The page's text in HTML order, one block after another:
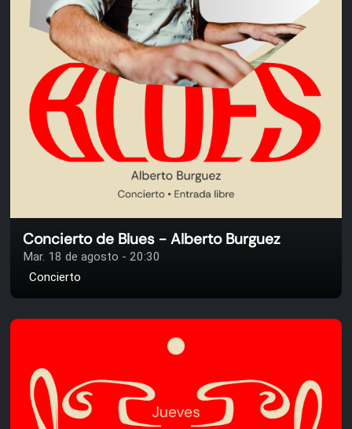
Concierto de Blues - Alberto Burguez
Mar. 18 de agosto - 20:30
Concierto